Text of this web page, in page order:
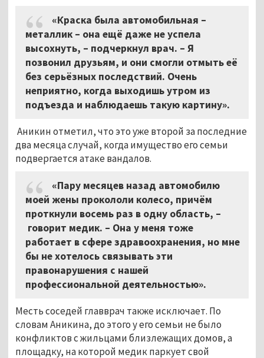
«Краска была автомобильная –
металлик – она ещё даже не успела
высохнуть, – подчеркнул врач. – Я
позвонил друзьям, и они смогли отмыть её
без серьёзных последствий. Очень
неприятно, когда выходишь утром из
подъезда и наблюдаешь такую картину».
Аникин отметил, что это уже второй за последние
два месяца случай, когда имущество его семьи
подвергается атаке вандалов.
«Пару месяцев назад автомобилю
моей жены прокололи колесо, причём
проткнули восемь раз в одну область, –
говорит медик. – Она у меня тоже
работает в сфере здравоохранения, но мне
бы не хотелось связывать эти
правонарушения с нашей
профессиональной деятельностью».
Месть соседей главврач также исключает. По
словам Аникина, до этого у его семьи не было
конфликтов с жильцами близлежащих домов, а
площадку, на которой медик паркует свой